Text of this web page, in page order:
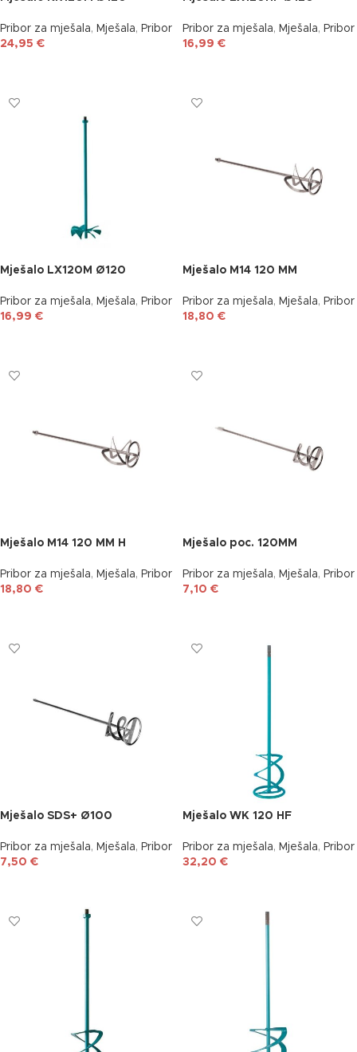
Pribor za mješala, Mješala, Pribor
24,95 €
Pribor za mješala, Mješala, Pribor
16,99 €
Mješalo LX120M Ø120
Pribor za mješala, Mješala, Pribor
16,99 €
Mješalo M14 120 MM
Pribor za mješala, Mješala, Pribor
18,80 €
Mješalo M14 120 MM H
Pribor za mješala, Mješala, Pribor
18,80 €
Mješalo poc. 120MM
Pribor za mješala, Mješala, Pribor
7,10 €
Mješalo SDS+ Ø100
Pribor za mješala, Mješala, Pribor
7,50 €
Mješalo WK 120 HF
Pribor za mješala, Mješala, Pribor
32,20 €